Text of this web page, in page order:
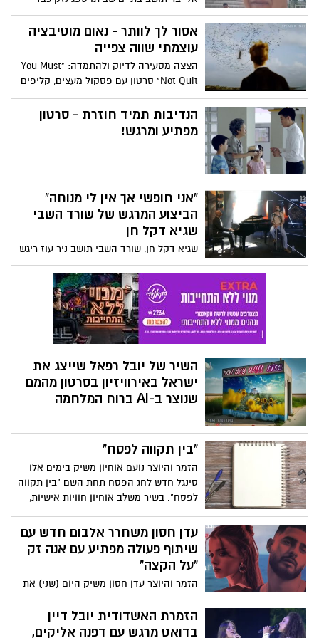
מהפגיעה הקשה אמש, מספר כיצד ההקפדה
על ההנחיות הצילה את חייו
אסור לך לוותר - נאום מוטיבציה
עוצמתי שווה צפייה
הצצה מסעירה לדיוק ולהתמדה: "You Must
Not Quit" סרטון עם פסקול מעצים, קליפים
דרמטיים ונרטיב שמעודד להמשיך קדימה
אפילו כשקשה. צפו:
הנדיבות תמיד חוזרת - סרטון
מפתיע ומרגש!
"אני חופשי אך אין לי מנוחה"
הביצוע המרגש של שורד השבי
שגיא דקל חן
שגיא דקל חן, שורד השבי תושב ניר עוז ריגש
מדינה שלמה כשהשתתף במופע "שירים
בכיכר 2025" וביצע גרסה מיוחדת לשיר "ילדים
של החיים" בליווי עידן רייכל על הפסנתר
והעביר מסר עוצמתי וחשוב. המופע שודר
בקשת 12. צפו
השיר של יובל רפאל שייצג את
ישראל באירוויזיון בסרטון מהמם
שנוצר ב-AI ברוח המלחמה
"בין תקווה לפסח"
הזמר והיוצר נועם אוחיון משיק בימים אלו
סינגל חדש לחג הפסח תחת השם "בין תקווה
לפסח". בשיר משלב אוחיון חוויות אישיות,
ניסן.
עדן חסון משחרר אלבום חדש עם
שיתוף פעולה מפתיע עם אנה זק
"על הקצה"
הזמר והיוצר עדן חסון משיק היום (שני) את
אלבומו החדש, הכולל 14 שירים חדשים,
כשהפתעה מיוחדת מחכה למעריצים – דואט
ראשון עם כוכבת הפופ אנה זק. השיר
הזמרת האשדודית יובל דיין
בדואט מרגש עם דפנה אליקים,